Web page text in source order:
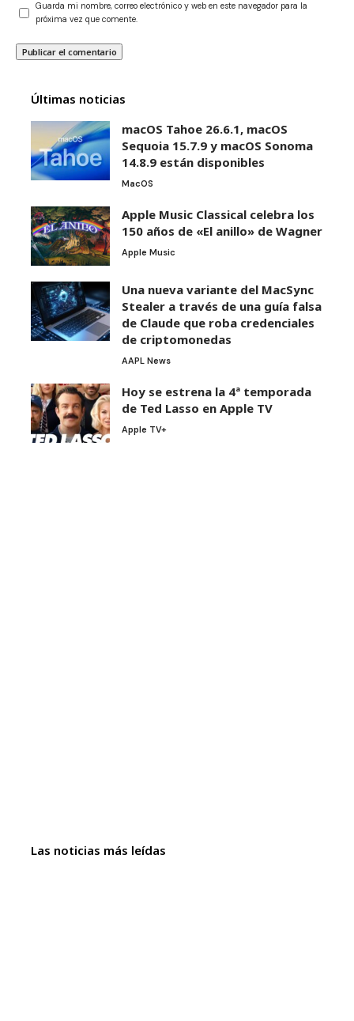
Guarda mi nombre, correo electrónico y web en este navegador para la
próxima vez que comente.
Últimas noticias
macOS Tahoe 26.6.1, macOS
Sequoia 15.7.9 y macOS Sonoma
14.8.9 están disponibles
MacOS
Apple Music Classical celebra los
150 años de «El anillo» de Wagner
Apple Music
Una nueva variante del MacSync
Stealer a través de una guía falsa
de Claude que roba credenciales
de criptomonedas
AAPL News
Hoy se estrena la 4ª temporada
de Ted Lasso en Apple TV
Apple TV+
Las noticias más leídas